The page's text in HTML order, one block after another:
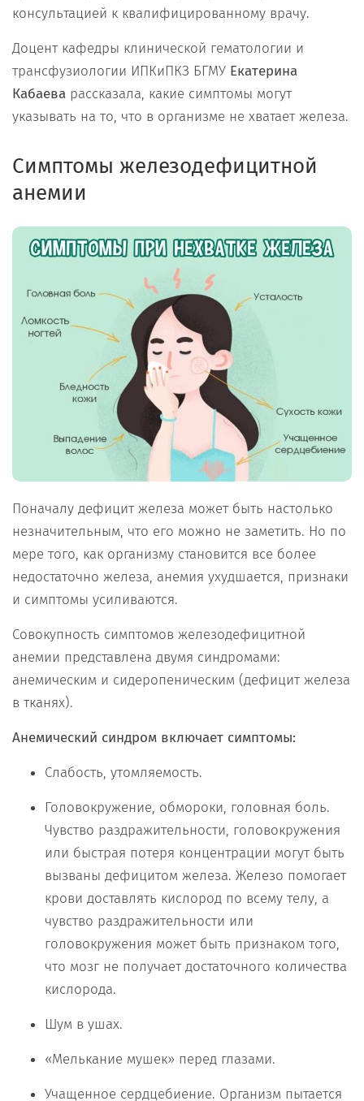
консультацией к квалифицированному врачу.
Доцент кафедры клинической гематологии и
трансфузиологии ИПКиПКЗ БГМУ Екатерина
Кабаева рассказала, какие симптомы могут
указывать на то, что в организме не хватает железа.
Симптомы железодефицитной
анемии
Поначалу дефицит железа может быть настолько
незначительным, что его можно не заметить. Но по
мере того, как организму становится все более
недостаточно железа, анемия ухудшается, признаки
и симптомы усиливаются.
Совокупность симптомов железодефицитной
анемии представлена двумя синдромами:
анемическим и сидеропеническим (дефицит железа
в тканях).
Анемический синдром включает симптомы:
Слабость, утомляемость.
Головокружение, обмороки, головная боль.
Чувство раздражительности, головокружения
или быстрая потеря концентрации могут быть
вызваны дефицитом железа. Железо помогает
крови доставлять кислород по всему телу, а
чувство раздражительности или
головокружения может быть признаком того,
что мозг не получает достаточного количества
кислорода.
Шум в ушах.
«Мелькание мушек» перед глазами.
Учащенное сердцебиение. Организм пытается